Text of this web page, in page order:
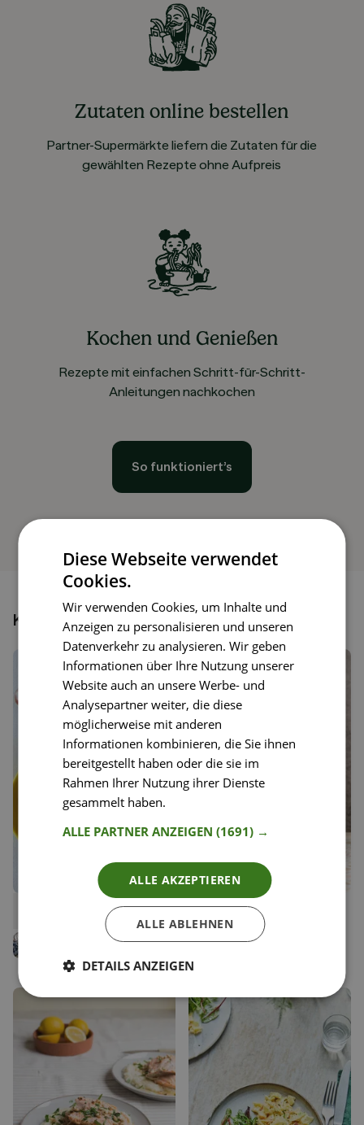
Zutaten online bestellen
Partner-Supermärkte liefern die Zutaten für die
gewählten Rezepte ohne Aufpreis
Kochen und Genießen
Rezepte mit einfachen Schritt-für-Schritt-
Anleitungen nachkochen
So funktioniert’s
Könnte dir auch gefallen
Speichern
Zitrus-Möhrchen mit Datteln
Noah Karl Collado
Liken
Speichern
Smash Cheeseburger
Jenny Rose
Diese Webseite verwendet
Cookies.
Wir verwenden Cookies, um Inhalte und
Anzeigen zu personalisieren und unseren
Datenverkehr zu analysieren. Wir geben
Informationen über Ihre Nutzung unserer
Website auch an unsere Werbe- und
Analysepartner weiter, die diese
möglicherweise mit anderen
Informationen kombinieren, die Sie ihnen
bereitgestellt haben oder die sie im
Rahmen Ihrer Nutzung ihrer Dienste
gesammelt haben.
ALLE PARTNER ANZEIGEN(1691) →
ALLE AKZEPTIEREN
ALLE ABLEHNEN
DETAILS ANZEIGEN